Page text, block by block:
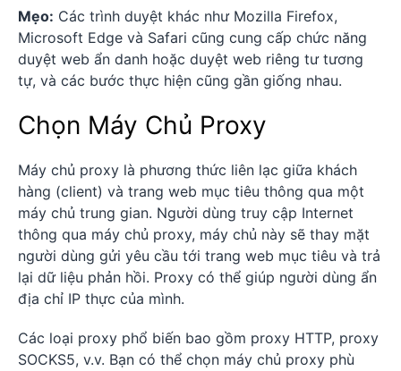
Mẹo: Các trình duyệt khác như Mozilla Firefox,
Microsoft Edge và Safari cũng cung cấp chức năng
duyệt web ẩn danh hoặc duyệt web riêng tư tương
tự, và các bước thực hiện cũng gần giống nhau.
Chọn Máy Chủ Proxy
Máy chủ proxy là phương thức liên lạc giữa khách
hàng (client) và trang web mục tiêu thông qua một
máy chủ trung gian. Người dùng truy cập Internet
thông qua máy chủ proxy, máy chủ này sẽ thay mặt
người dùng gửi yêu cầu tới trang web mục tiêu và trả
lại dữ liệu phản hồi. Proxy có thể giúp người dùng ẩn
địa chỉ IP thực của mình.
Các loại proxy phổ biến bao gồm proxy HTTP, proxy
SOCKS5, v.v. Bạn có thể chọn máy chủ proxy phù